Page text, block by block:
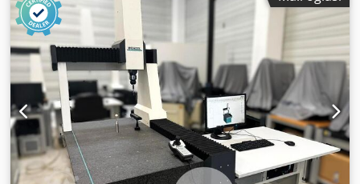
PHC-2, senzor TP200, set tastera od 20 dijelova,
kalibracijsku kuglu, industrijsko računalo, Inca 3D Premium
mjerni softver sa STEP i tvorničkom kalibracijom. Stroj se
može dodatno opremiti drugim opcijama. Dokumentacija
dostupna. Mogućnost pregleda na licu mjesta. Dcedpew H
Au Djfx Ag Njk